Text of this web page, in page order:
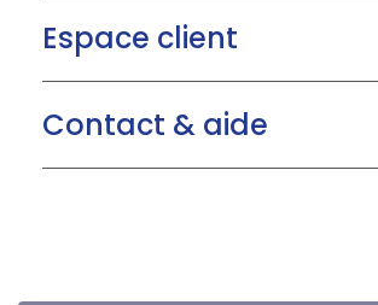
Espace client
Contact & aide